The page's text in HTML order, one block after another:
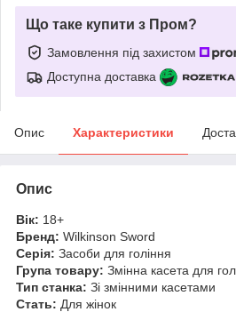
Що таке купити з Пром?
Замовлення під захистом
Доступна доставка
Опис Характеристики
Опис
Вік: 18+
Бренд: Wilkinson Sword
Серія: Засоби для гоління
Група товару: Змінна касета для
Тип станка: Зі змінними касетами
Стать: Для жінок